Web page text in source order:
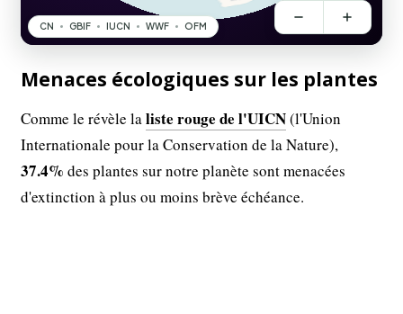
Menaces écologiques sur les plantes
Comme le révèle laliste rouge de l'UICN(l'Union
Internationale pour la Conservation de la Nature),
37.4% des plantes sur notre planète sont menacées
d'extinction à plus ou moins brève échéance.